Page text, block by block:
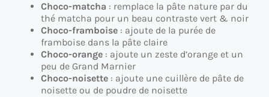
Choco-matcha : remplace la pâte nature par du
thé matcha pour un beau contraste vert & noir
Choco-framboise : ajoute de la purée de
framboise dans la pâte claire
Choco-orange : ajoute un zeste d’orange et un
peu de Grand Marnier
Choco-noisette : ajoute une cuillère de pâte de
noisette ou de poudre de noisette